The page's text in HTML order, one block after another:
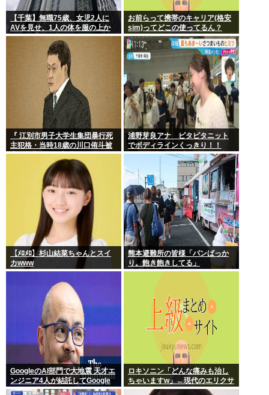
【千葉】無職75歳、女児2人に
AVを見せ、1人の体を服の上か
ら触る「服の上からぺろっと触
ったと思う」
お前らって携帯のキャリア(格安
sim)ってどこの使ってるん？
『 江別市男子大学生集団暴行死
主犯格・当時18歳の川口侑斗被
告に無期懲役の判決』 昨日この
スレ立ってた？
浦野芽良アナ ピタピタニット
でボディラインくっきり！！
【ﾒﾛﾒﾛ】杉山結菜ちゃんとスイ
カwww
熊本避難所の皆様「パンばっか
り。飽き飽きしてる」
GoogleのAI部門で大地震 天才エ
ンジニア4人が結託してGoogle
を離脱 遅れを取るAI競争さらに
ロキソニン「どんな痛みも治し
ちゃいますw」←現代のエリクサ
ーやろ…